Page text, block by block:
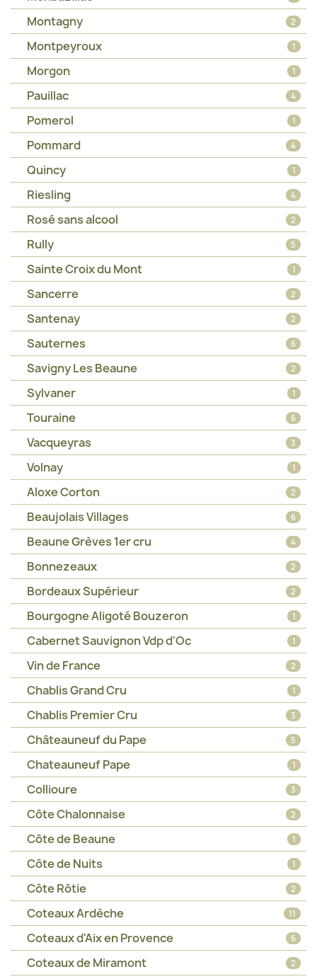
Montagny 2
Montpeyroux 1
Morgon 1
Pauillac 4
Pomerol 1
Pommard 4
Quincy 1
Riesling 4
Rosé sans alcool 2
Rully 5
Sainte Croix du Mont 1
Sancerre 2
Santenay 2
Sauternes 6
Savigny Les Beaune 2
Sylvaner 1
Touraine 6
Vacqueyras 3
Volnay 1
Aloxe Corton 2
Beaujolais Villages 6
Beaune Grèves 1er cru 4
Bonnezeaux 2
Bordeaux Supérieur 2
Bourgogne Aligoté Bouzeron 1
Cabernet Sauvignon Vdp d'Oc 1
Vin de France 2
Chablis Grand Cru 1
Chablis Premier Cru 3
Châteauneuf du Pape 5
Chateauneuf Pape 1
Collioure 3
Côte Chalonnaise 2
Côte de Beaune 1
Côte de Nuits 1
Côte Rôtie 2
Coteaux Ardèche 11
Coteaux d'Aix en Provence 6
Coteaux de Miramont 2